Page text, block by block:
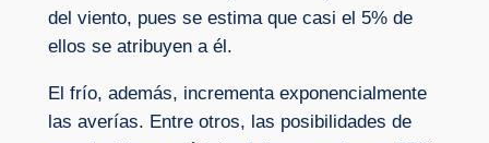
del viento, pues se estima que casi el 5% de
ellos se atribuyen a él.
El frío, además, incrementa exponencialmente
las averías. Entre otros, las posibilidades de